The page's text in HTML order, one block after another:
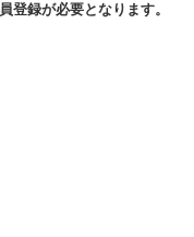
登録が必要となります。